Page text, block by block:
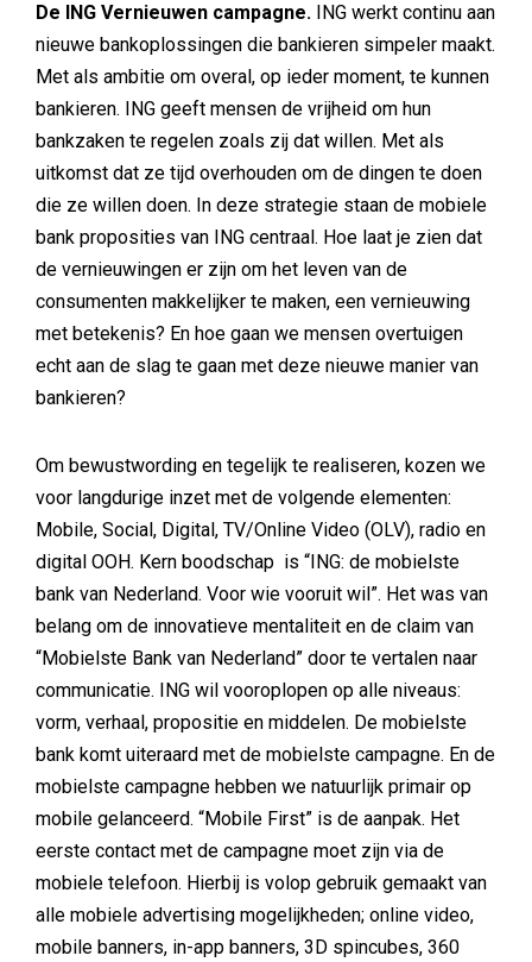
De ING Vernieuwen campagne.
ING werkt continu aan
nieuwe bankoplossingen die bankieren simpeler maakt.
Met als ambitie om overal, op ieder moment, te kunnen
bankieren. ING geeft mensen de vrijheid om hun
bankzaken te regelen zoals zij dat willen. Met als
uitkomst dat ze tijd overhouden om de dingen te doen
die ze willen doen. In deze strategie staan de mobiele
bank proposities van ING centraal. Hoe laat je zien dat
de vernieuwingen er zijn om het leven van de
consumenten makkelijker te maken, een vernieuwing
met betekenis? En hoe gaan we mensen overtuigen
echt aan de slag te gaan met deze nieuwe manier van
bankieren?
Om bewustwording en tegelijk te realiseren, kozen we
voor langdurige inzet met de volgende elementen:
Mobile, Social, Digital, TV/Online Video (OLV), radio en
digital OOH. Kern boodschap is “ING: de mobielste
bank van Nederland. Voor wie vooruit wil”. Het was van
belang om de innovatieve mentaliteit en de claim van
“Mobielste Bank van Nederland” door te vertalen naar
communicatie. ING wil vooroplopen op alle niveaus:
vorm, verhaal, propositie en middelen. De mobielste
bank komt uiteraard met de mobielste campagne. En de
mobielste campagne hebben we natuurlijk primair op
mobile gelanceerd. “Mobile First” is de aanpak. Het
eerste contact met de campagne moet zijn via de
mobiele telefoon. Hierbij is volop gebruik gemaakt van
alle mobiele advertising mogelijkheden; online video,
mobile banners, in-app banners, 3D spincubes, 360